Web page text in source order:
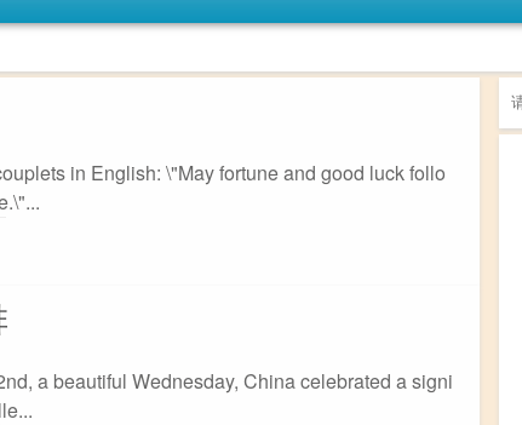
in English: \"May fortune and good luck follo
a beautiful Wednesday, China celebrated a signi